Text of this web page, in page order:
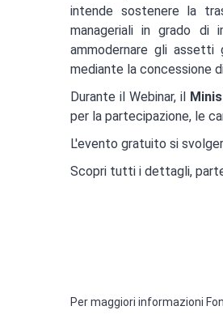
intende sostenere la
manageriali in grado di
ammodernare gli assetti
mediante la concessione
Durante il Webinar, il
per la partecipazione, le
L'evento gratuito si
Scopri tutti i dettagli,
Per maggiori informazioni